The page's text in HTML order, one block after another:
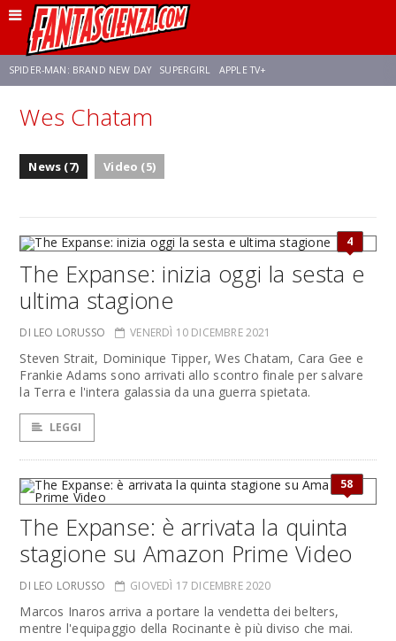
SPIDER-MAN: BRAND NEW DAY SUPERGIRL APPLE TV+
FRANCO RICCIARDIELLO ZENDAYA
Wes Chatam
News (7) Video (5)
4
The Expanse: inizia oggi la sesta e
ultima stagione
DI LEO LORUSSO VENERDÌ 10 DICEMBRE 2021
Steven Strait, Dominique Tipper, Wes Chatam, Cara Gee e
Frankie Adams sono arrivati allo scontro finale per salvare
la Terra e l'intera galassia da una guerra spietata.
LEGGI
58
The Expanse: è arrivata la quinta
stagione su Amazon Prime Video
DI LEO LORUSSO GIOVEDÌ 17 DICEMBRE 2020
Marcos Inaros arriva a portare la vendetta dei belters,
mentre l'equipaggio della Rocinante è più diviso che mai.